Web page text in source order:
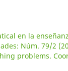
en la
Núm. 79/2
problems.